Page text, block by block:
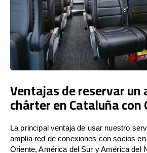
Ventajas de reservar un
chárter en Cataluña con
La principal ventaja de usar nuestro
amplia red de conexiones con socios
Oriente, América del Sur y América del